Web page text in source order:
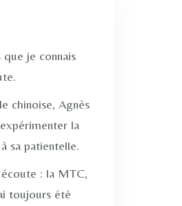
que je connais
chinoise, Agnès
la
sa patientelle.
écoute : la MTC,
toujours été